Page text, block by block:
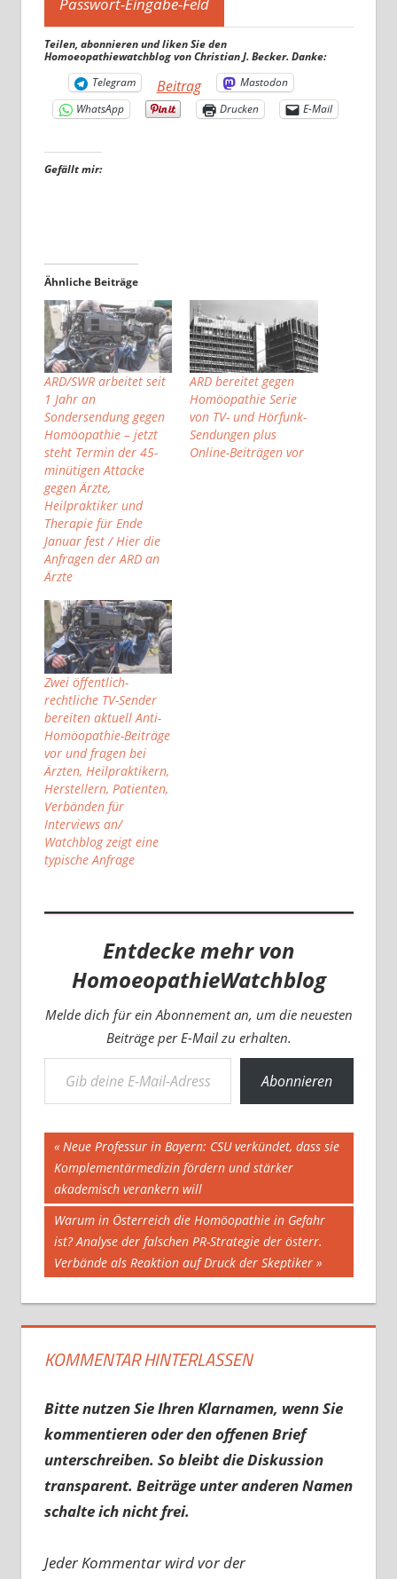
Teilen, abonnieren und liken Sie den
Homoeopathiewatchblog von Christian J. Becker. Danke:
Telegram
Beitrag
Mastodon
WhatsApp
Drucken E-Mail
Gefällt mir:
Ähnliche Beiträge
ARD/SWR arbeitet seit
1 Jahr an
Sondersendung gegen
Homöopathie – jetzt
steht Termin der 45-
minütigen Attacke
gegen Ärzte,
Heilpraktiker und
Therapie für Ende
Januar fest / Hier die
Anfragen der ARD an
Ärzte
ARD bereitet gegen
Homöopathie Serie
von TV- und Hörfunk-
Sendungen plus
Online-Beiträgen vor
Zwei öffentlich-
rechtliche TV-Sender
bereiten aktuell Anti-
Homöopathie-Beiträge
vor und fragen bei
Ärzten, Heilpraktikern,
Herstellern, Patienten,
Verbänden für
Interviews an/
Watchblog zeigt eine
typische Anfrage
Entdecke mehr von
HomoeopathieWatchblog
Melde dich für ein Abonnement an, um die neuesten
Beiträge per E-Mail zu erhalten.
Gib deine E-Mail-Adresse ein ...
Abonnieren
Beitragsnavigation
Vorheriger
Beitrag:
Neue Professur in Bayern: CSU verkündet, dass sie
Komplementärmedizin fördern und stärker
akademisch verankern will
Nächster
Beitrag:
Warum in Österreich die Homöopathie in Gefahr
ist? Analyse der falschen PR-Strategie der österr.
Verbände als Reaktion auf Druck der Skeptiker
KOMMENTAR HINTERLASSEN
Bitte nutzen Sie Ihren Klarnamen, wenn Sie
kommentieren oder den offenen Brief
unterschreiben. So bleibt die Diskussion
transparent. Beiträge unter anderen Namen
schalte ich nicht frei.
Jeder Kommentar wird vor der